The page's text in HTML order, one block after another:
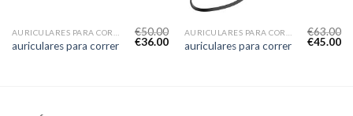
auriculares para correr
€50.00
€36.00 auriculares para correr
€63.00
€45.00